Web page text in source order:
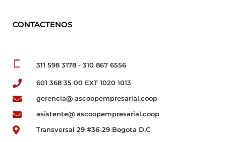
CONTACTENOS
311 598 3178 - 310 867 6556
601 368 35 00 EXT 1020 1013
gerencia@ ascoopempresarial.coop
asistente@ ascoopempresarial.coop
Transversal 29 #36-29 Bogota D.C